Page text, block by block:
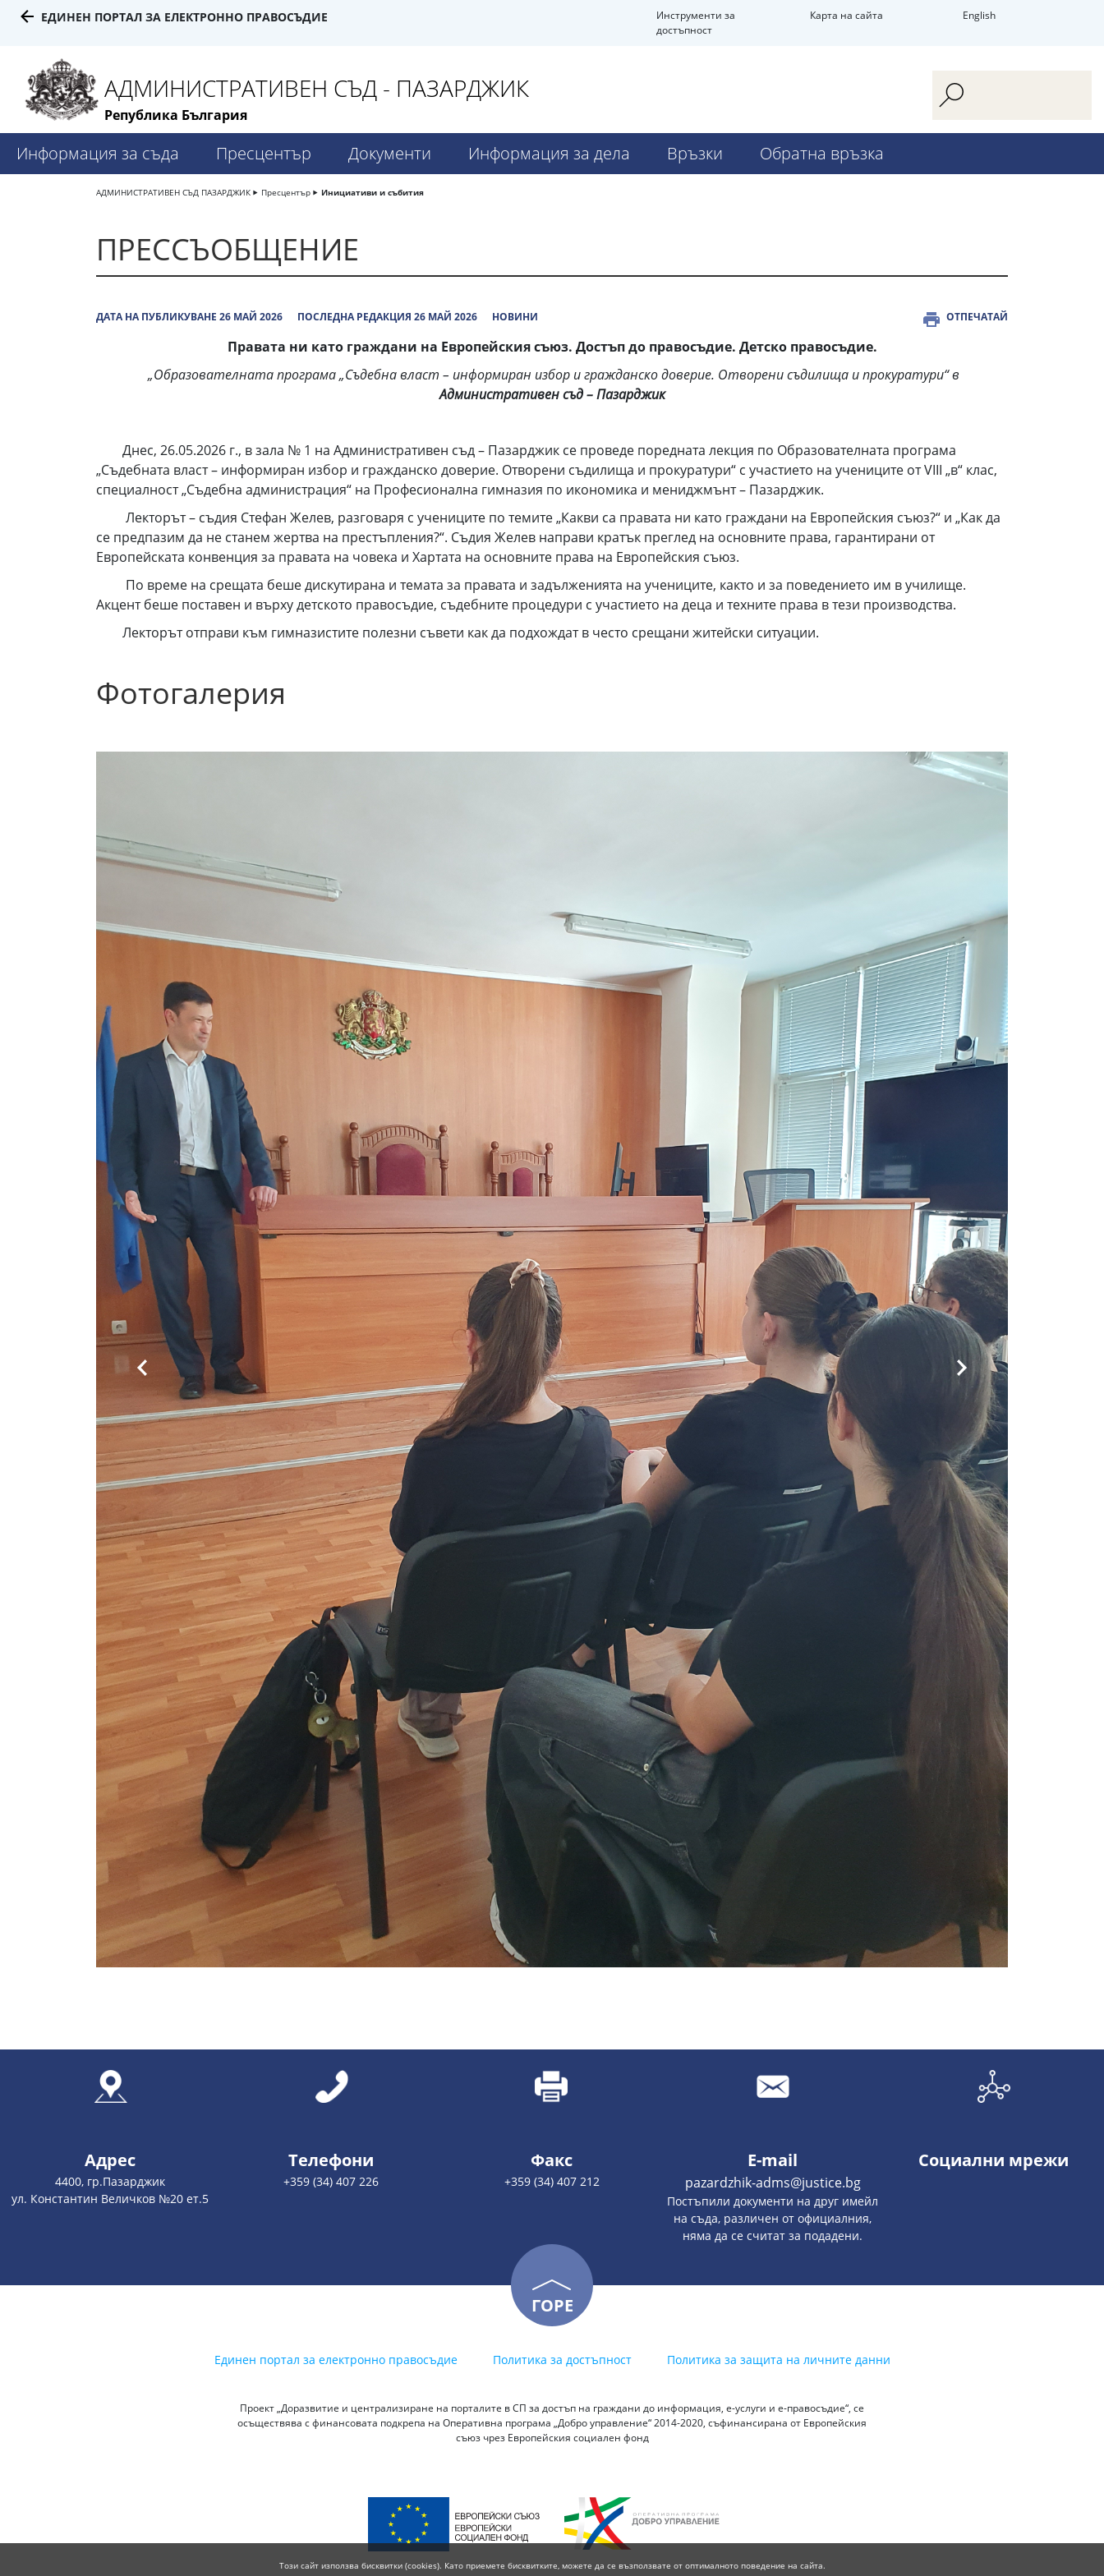
ЕДИНЕН ПОРТАЛ ЗА ЕЛЕКТРОННО ПРАВОСЪДИЕ
Инструменти за
достъпност
Карта на сайта English
АДМИНИСТРАТИВЕН СЪД - ПАЗАРДЖИК
Република България
Информация за съда Пресцентър Документи Информация за дела Връзки Обратна връзка
АДМИНИСТРАТИВЕН СЪД ПАЗАРДЖИК Пресцентър Инициативи и събития
ПРЕССЪОБЩЕНИЕ
ДАТА НА ПУБЛИКУВАНЕ 26 МАЙ 2026 ПОСЛЕДНА РЕДАКЦИЯ 26 МАЙ 2026 НОВИНИ ОТПЕЧАТАЙ
Правата ни като граждани на Европейския съюз. Достъп до правосъдие. Детско правосъдие.
„Образователната програма „Съдебна власт – информиран избор и гражданско доверие. Отворени съдилища и прокуратури“ в
Административен съд – Пазарджик
Днес, 26.05.2026 г., в зала № 1 на Административен съд – Пазарджик се проведе поредната лекция по Образователната програма
„Съдебната власт – информиран избор и гражданско доверие. Отворени съдилища и прокуратури“ с участието на учениците от VIII „в“ клас,
специалност „Съдебна администрация“ на Професионална гимназия по икономика и мениджмънт – Пазарджик.
Лекторът – съдия Стефан Желев, разговаря с учениците по темите „Какви са правата ни като граждани на Европейския съюз?“ и „Как да
се предпазим да не станем жертва на престъпления?“. Съдия Желев направи кратък преглед на основните права, гарантирани от
Европейската конвенция за правата на човека и Хартата на основните права на Европейския съюз.
По време на срещата беше дискутирана и темата за правата и задълженията на учениците, както и за поведението им в училище.
Акцент беше поставен и върху детското правосъдие, съдебните процедури с участието на деца и техните права в тези производства.
Лекторът отправи към гимназистите полезни съвети как да подхождат в често срещани житейски ситуации.
Фотогалерия
Адрес
4400, гр.Пазарджик
ул. Константин Величков №20 ет.5
Телефони
+359 (34) 407 226
Факс
+359 (34) 407 212
E-mail
pazardzhik-adms@justice.bg
Постъпили документи на друг имейл
на съда, различен от официалния,
няма да се считат за подадени.
Социални мрежи
ГОРЕ
Единен портал за електронно правосъдие Политика за достъпност Политика за защита на личните данни
Проект „Доразвитие и централизиране на порталите в СП за достъп на граждани до информация, е-услуги и е-правосъдие“, се
осъществява с финансовата подкрепа на Оперативна програма „Добро управление“ 2014-2020, съфинансирана от Европейския
съюз чрез Европейския социален фонд
Този сайт използва бисквитки (cookies). Като приемете бисквитките, можете да се възползвате от оптималното поведение на сайта.